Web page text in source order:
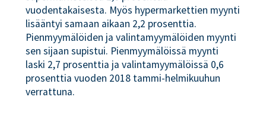
vuodentakaisesta. Myös hypermarkettien myynti
lisääntyi samaan aikaan 2,2 prosenttia.
Pienmyymälöiden ja valintamyymälöiden myynti
sen sijaan supistui. Pienmyymälöissä myynti
laski 2,7 prosenttia ja valintamyymälöissä 0,6
prosenttia vuoden 2018 tammi-helmikuuhun
verrattuna.